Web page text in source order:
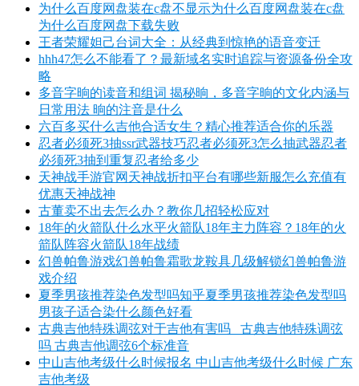
为什么百度网盘装在c盘不显示为什么百度网盘装在c盘
为什么百度网盘下载失败
王者荣耀妲己台词大全：从经典到惊艳的语音变迁
hhh47怎么不能看了？最新域名实时追踪与资源备份全攻
略
多音字晌的读音和组词 揭秘晌，多音字晌的文化内涵与
日常用法 晌的注音是什么
六百多买什么吉他合适女生？精心推荐适合你的乐器
忍者必须死3抽ssr武器技巧忍者必须死3怎么抽武器忍者
必须死3抽到重复忍者给多少
天神战手游官网天神战折扣平台有哪些新服怎么充值有
优惠天神战神
古董卖不出去怎么办？教你几招轻松应对
18年的火箭队什么水平火箭队18年主力阵容？18年的火
箭队阵容火箭队18年战绩
幻兽帕鲁游戏幻兽帕鲁霜歌龙鞍具几级解锁幻兽帕鲁游
戏介绍
夏季男孩推荐染色发型吗知乎夏季男孩推荐染色发型吗
男孩子适合染什么颜色好看
古典吉他特殊调弦对于吉他有害吗_ 古典吉他特殊调弦
吗 古典吉他调弦6个标准音
中山吉他考级什么时候报名 中山吉他考级什么时候 广东
吉他考级